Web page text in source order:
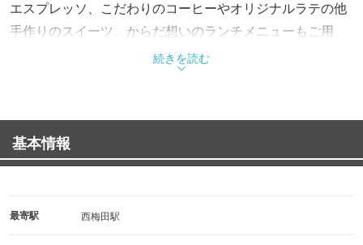
エスプレッソ、こだわりのコーヒーやオリジナルラテの他
手作りのスイーツ、からだ想いのランチメニューもご用
ゆったりとしたソファ席で、心ほどけるひとときをお過ご
デザートでは当店一番人気!クレーム・キャラメルはもちろ
んのこと
ラインナップもご用意しております!
続きを読む
基本情報
最寄駅 西梅田駅